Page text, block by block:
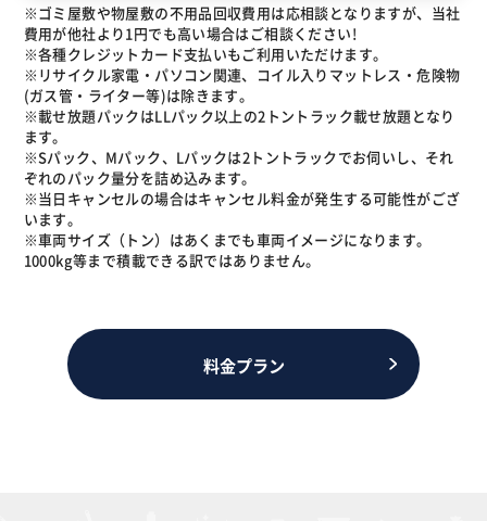
※ゴミ屋敷や物屋敷の不用品回収費用は応相談となりますが、当社
費用が他社より1円でも高い場合はご相談ください!
※各種クレジットカード支払いもご利用いただけます。
※リサイクル家電・パソコン関連、コイル入りマットレス・危険物
(ガス管・ライター等)は除きます。
※載せ放題パックはLLパック以上の2トントラック載せ放題となり
ます。
※Sパック、Mパック、Lパックは2トントラックでお伺いし、それ
ぞれのパック量分を詰め込みます。
※当日キャンセルの場合はキャンセル料金が発生する可能性がござ
います。
※車両サイズ（トン）はあくまでも車両イメージになります。
1000kg等まで積載できる訳ではありません。
料金プラン